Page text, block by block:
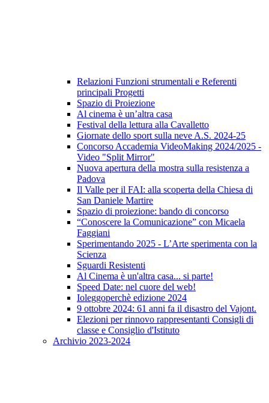
Relazioni Funzioni strumentali e Referenti
principali Progetti
Spazio di Proiezione
Al cinema è un’altra casa
Festival della lettura alla Cavalletto
Giornate dello sport sulla neve A.S. 2024-25
Concorso Accademia VideoMaking 2024/2025 -
Video "Split Mirror"
Nuova apertura della mostra sulla resistenza a
Padova
Il Valle per il FAI: alla scoperta della Chiesa di
San Daniele Martire
Spazio di proiezione: bando di concorso
“Conoscere la Comunicazione” con Micaela
Faggiani
Sperimentando 2025 - L’Arte sperimenta con la
Scienza
Sguardi Resistenti
Al Cinema è un'altra casa... si parte!
Speed Date: nel cuore del web!
Ioleggoperchè edizione 2024
9 ottobre 2024: 61 anni fa il disastro del Vajont.
Elezioni per rinnovo rappresentanti Consigli di
classe e Consiglio d'Istituto
Archivio 2023-2024